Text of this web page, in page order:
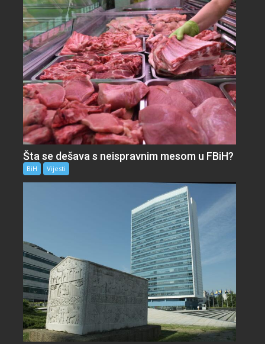
Šta se dešava s neispravnim mesom u FBiH?
BiH Vijesti